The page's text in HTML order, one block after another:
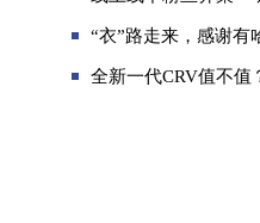
“衣”路走来，感谢有
全新一代CRV值不值？可城